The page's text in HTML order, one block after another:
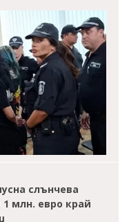
слънчева
млн. евро край